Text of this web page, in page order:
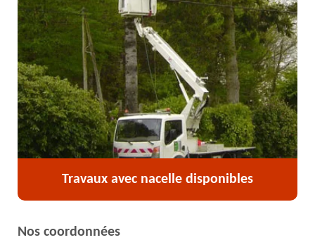
Travaux avec nacelle disponibles
Nos coordonnées